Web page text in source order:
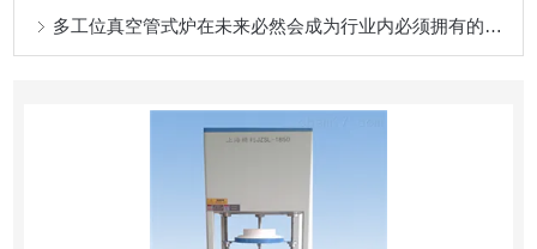
多工位真空管式炉在未来必然会成为行业内必须拥有的关键性装备